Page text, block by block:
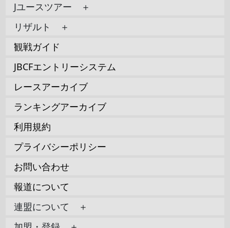
Jユースツアー ＋
リザルト ＋
観戦ガイド
JBCFエントリーシステム
レースアーカイブ
ランキングアーカイブ
利用規約
プライバシーポリシー
お問い合わせ
報道について
連盟について ＋